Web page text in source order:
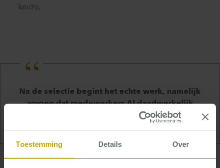
Toestemming Details Over
keuze.
Na de selectie begint het echte werk, namelijk
zorgen dat medewerkers AI daadwerkelijk
toepassen in hun werk.